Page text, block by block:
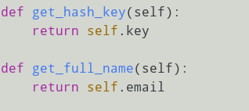
def get_hash_key( self):
return
self .key
def get_full_name( self):
return
self .email